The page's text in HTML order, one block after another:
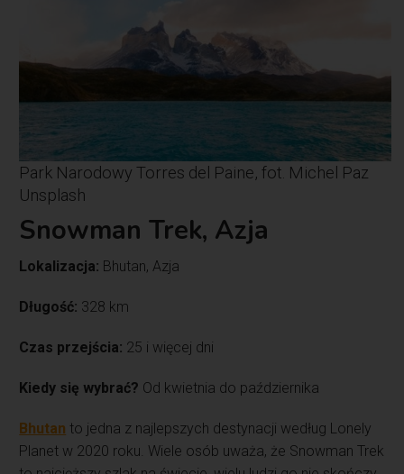
Park Narodowy Torres del Paine, fot. Michel Paz
Unsplash
Snowman Trek, Azja
Lokalizacja: Bhutan, Azja
Długość: 328 km
Czas przejścia: 25 i więcej dni
Kiedy się wybrać? Od kwietnia do października
Bhutan to jedna z najlepszych destynacji według Lonely
Planet w 2020 roku. Wiele osób uważa, że Snowman Trek